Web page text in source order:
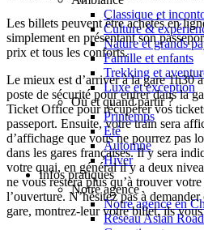
Classique et
Culture &
Nature et grands
Famille et enfants
Trekking et
Luxe et exception
Où et quand partir ?
Printemps
Eté
Automne
Hiver
Infos pratiques
Notre agence
Notre agence en
Réseau Asian
Les billets peuvent être achetés en
simplement en présentant son
prix et tous les conforts.
Le mieux est d’arriver à la gare 1h30
poste de sécurité pour entrer dans la
Ticket Office pour récupérer vos
passeport. Ensuite, votre train sera
d’affichage que vous ne pourrez pas
dans les gares françaises. Il y sera
votre quai, en général il y a deux
ne vous restera plus qu’à trouver
l’ouverture. N’hésitez pas à
gare, montrez-leur votre billet, ils